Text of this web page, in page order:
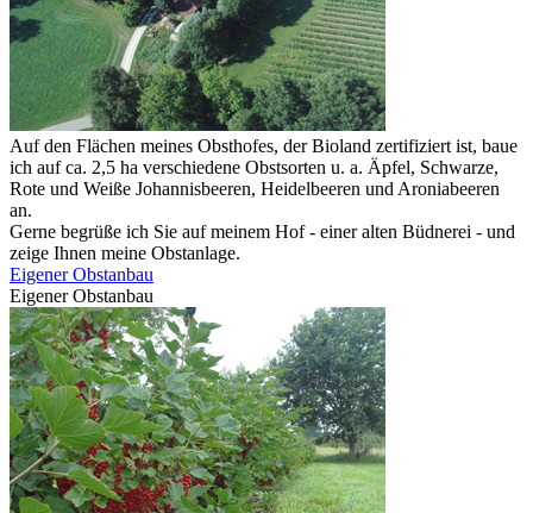
Auf den Flächen meines Obsthofes, der Bioland zertifiziert ist, baue
ich auf ca. 2,5 ha verschiedene Obstsorten u. a. Äpfel, Schwarze,
Rote und Weiße Johannisbeeren, Heidelbeeren und Aroniabeeren
an.
Gerne begrüße ich Sie auf meinem Hof - einer alten Büdnerei - und
zeige Ihnen meine Obstanlage.
Eigener Obstanbau
Eigener Obstanbau